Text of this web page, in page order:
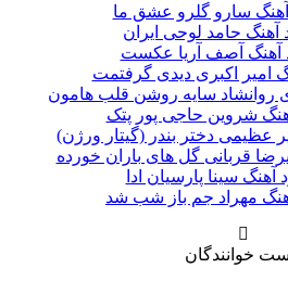
آهنگ سارو گلرو عشق ما
آهنگ حامد لوحی ایران
آهنگ آصف آریا عکست
امیر اکبری دیدی گرفتمت
روانشاد سایه روشن قلب هامون
آهنگ شروین حاجی پور پتک
عظیمی دختر بندر (گیتار ورژن)
قربانی گل های باران خورده
آهنگ سینا پارسیان ادا
آهنگ مهراد جم باز شب شد
خوانندگان